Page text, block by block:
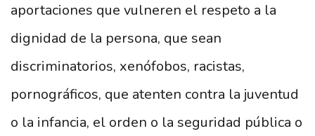
aportaciones que vulneren el respeto a la
dignidad de la persona, que sean
discriminatorios, xenófobos, racistas,
pornográficos, que atenten contra la juventud
o la infancia, el orden o la seguridad pública o